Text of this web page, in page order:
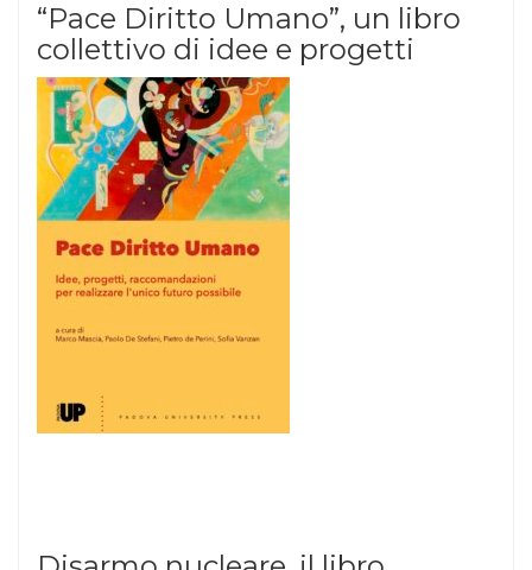
“Pace Diritto Umano”, un libro
collettivo di idee e progetti